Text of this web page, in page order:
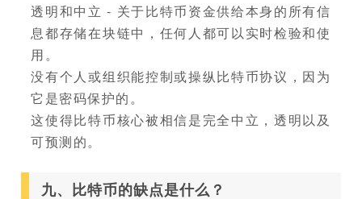
透明和中立 - 关于比特币资金供给本身的所有信
息都存储在块链中，任何人都可以实时检验和使
用。
没有个人或组织能控制或操纵比特币协议，因为
它是密码保护的。
这使得比特币核心被相信是完全中立，透明以及
可预测的。
九、比特币的缺点是什么？